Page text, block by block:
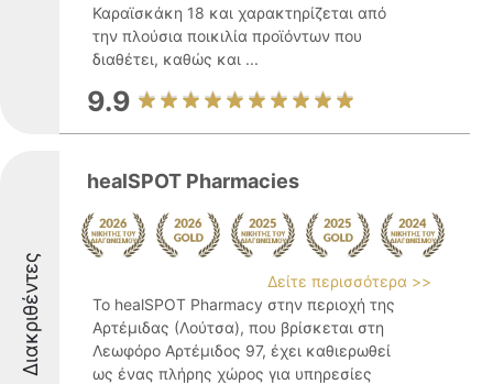
Καραϊσκάκη 18 και χαρακτηρίζεται από
την πλούσια ποικιλία προϊόντων που
διαθέτει, καθώς και ...
9.9
Διακριθέντες
healSPOT Pharmacies
Δείτε περισσότερα >>
Το healSPOT Pharmacy στην περιοχή της
Αρτέμιδας (Λούτσα), που βρίσκεται στη
Λεωφόρο Αρτέμιδος 97, έχει καθιερωθεί
ως ένας πλήρης χώρος για υπηρεσίες